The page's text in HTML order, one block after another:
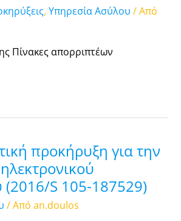
, Υπηρεσία Ασύλου / Από
Πίνακες απορριπτέων
προκήρυξη για την
(2016/S 105-187529)
/ Από an.doulos